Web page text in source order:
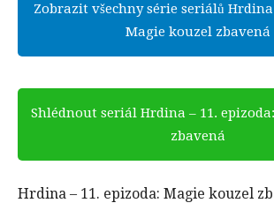
Zobrazit všechny série seriálů Hrdina
Magie kouzel zbavená
Shlédnout seriál Hrdina – 11.
zbavená
Hrdina – 11. epizoda: Magie kouzel